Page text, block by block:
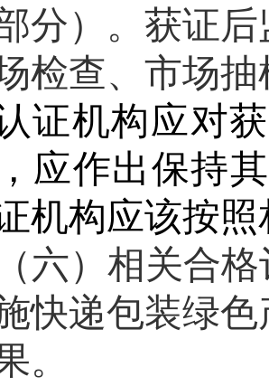
分）。获证
检查、市场
证机构应对
应作出保持
机构应该按
（六）相关合
快递包装绿
。